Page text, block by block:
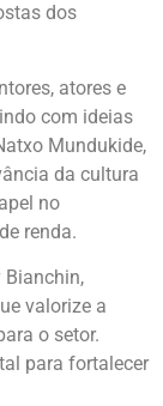
dos
atores e
com ideias
Mundukide,
da cultura
no
renda.
Bianchin,
valorize a
o setor.
para fortalecer